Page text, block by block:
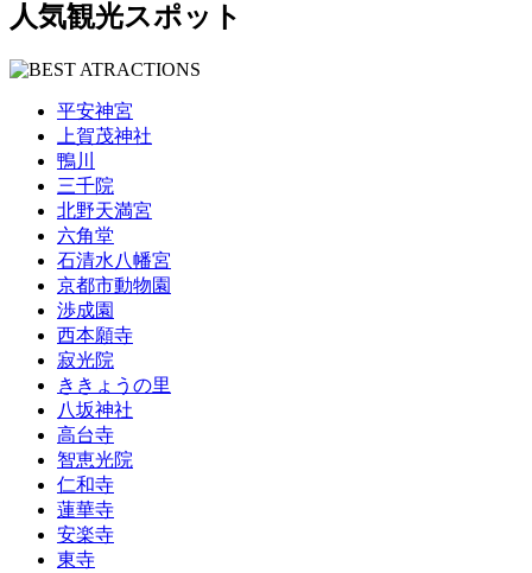
人気観光スポット
平安神宮
上賀茂神社
鴨川
三千院
北野天満宮
六角堂
石清水八幡宮
京都市動物園
渉成園
西本願寺
寂光院
ききょうの里
八坂神社
高台寺
智恵光院
仁和寺
蓮華寺
安楽寺
東寺